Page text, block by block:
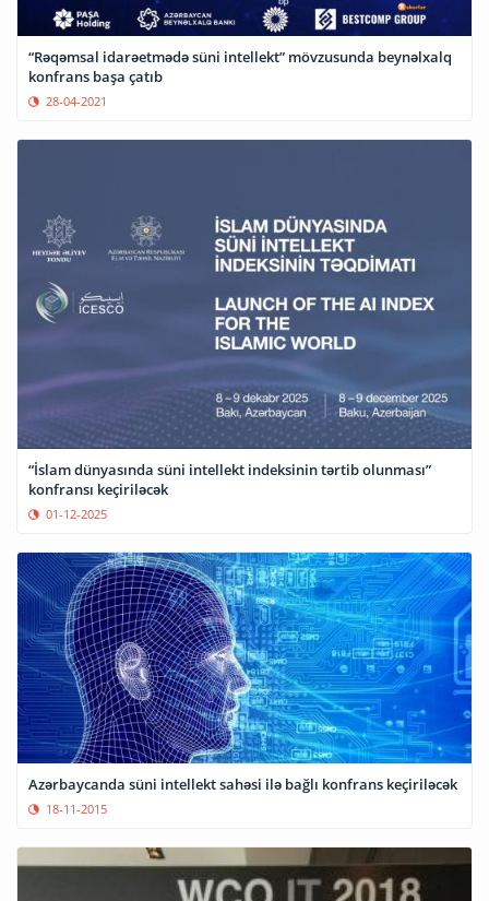
“Rəqəmsal idarəetmədə süni intellekt” mövzusunda beynəlxalq
konfrans başa çatıb
28-04-2021
“İslam dünyasında süni intellekt indeksinin tərtib olunması”
konfransı keçiriləcək
01-12-2025
Azərbaycanda süni intellekt sahəsi ilə bağlı konfrans keçiriləcək
18-11-2015